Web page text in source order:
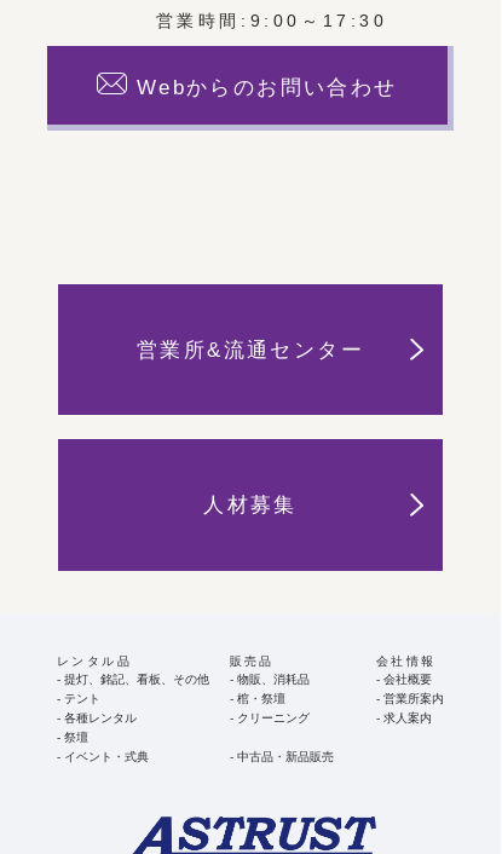
営業時間:9:00～17:30
Webからのお問い合わせ
営業所&流通センター
人材募集
レンタル品
提灯、銘記、看板、その他
テント
各種レンタル
祭壇
イベント・式典
販売品
物販、消耗品
棺・祭壇
クリーニング
中古品・新品販売
会社情報
会社概要
営業所案内
求人案内